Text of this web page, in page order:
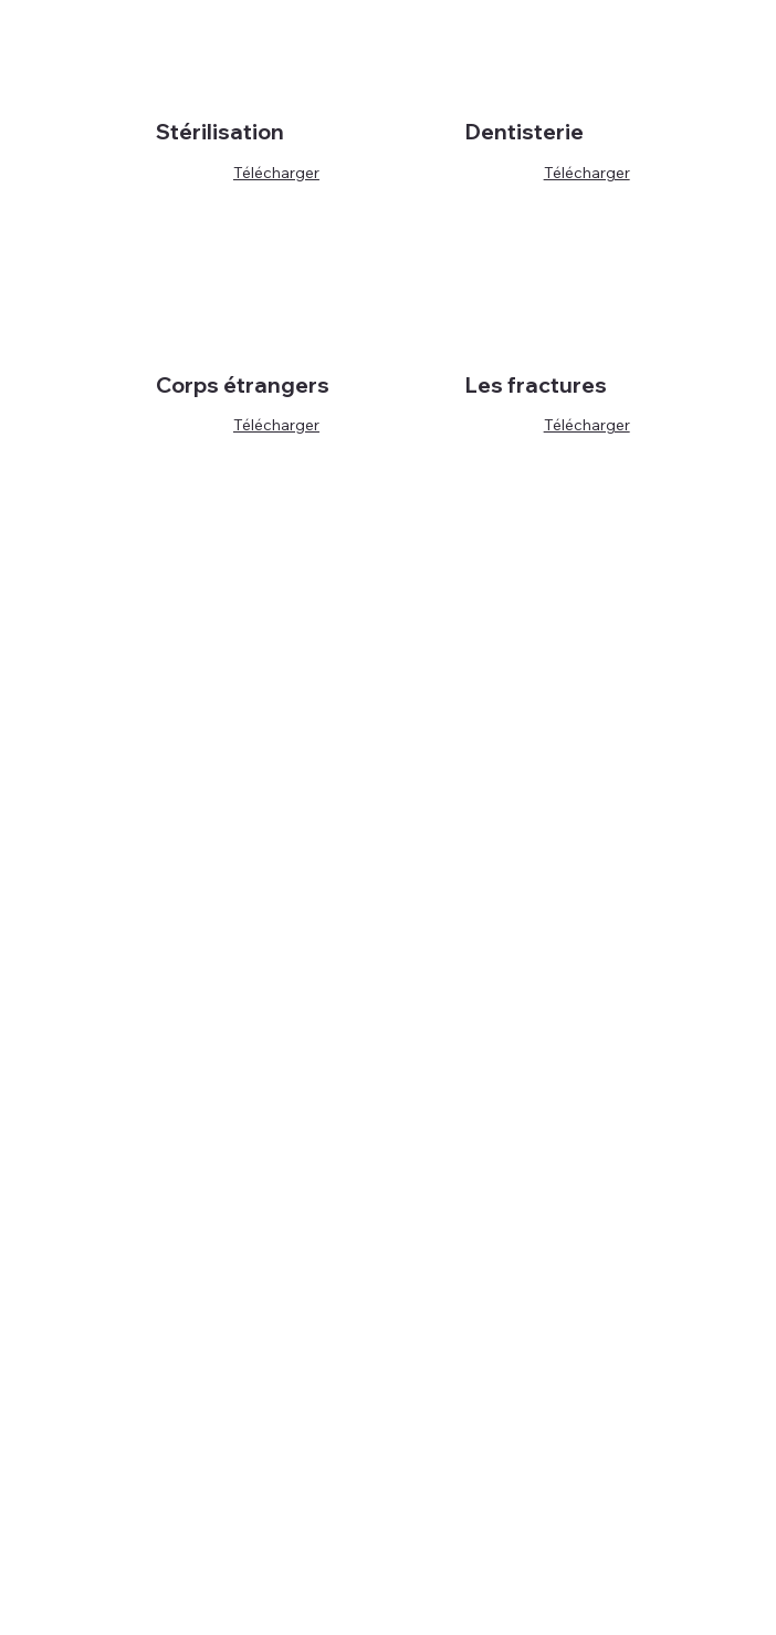
Stérilisation
Télécharger
Dentisterie
Télécharger
Corps étrangers
Télécharger
Les fractures
Télécharger